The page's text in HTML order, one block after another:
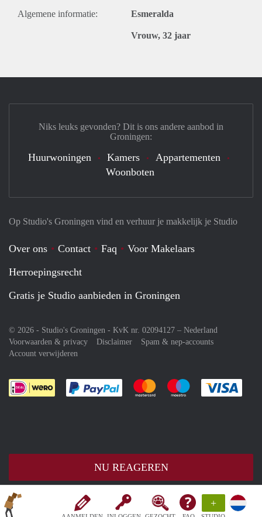
+
Algemene informatie: Esmeralda
Vrouw, 32 jaar
NU REAGEREN
Op Studio's Groningen vind en verhuur je makkelijk je Studio
Over ons Contact Faq
Voor Makelaars
Herroepingsrecht
Gratis je Studio aanbieden in Groningen
© 2026 - Studio's Groningen - KvK nr. 02094127 – Nederland
Voorwaarden & privacy
Disclaimer
Spam & nep-accounts
Account verwijderen
Je rekent gemakkelijk af met Paypal
Je rekent gemakkelijk af met
Je rekent
Niks leuks gevonden? Dit is ons andere aanbod in
Groningen:
Huurwoningen Kamers
Appartementen
Woonboten